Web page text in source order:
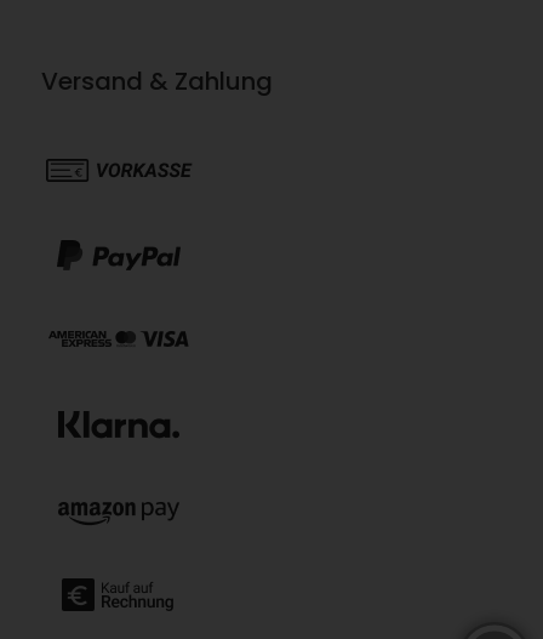
Versand & Zahlung